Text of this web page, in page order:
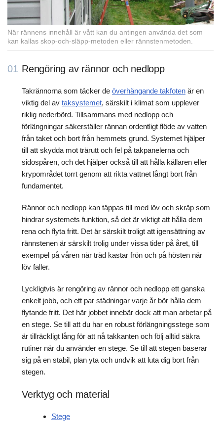
När rännens innehåll är vått kan du antingen använda det som
kan kallas skop-och-släpp-metoden eller rännstenmetoden.
01 Rengöring av rännor och nedlopp
Takrännorna som täcker de överhängande takfoten är en
viktig del av taksystemet, särskilt i klimat som upplever
riklig nederbörd. Tillsammans med nedlopp och
förlängningar säkerställer rännan ordentligt flöde av vatten
från taket och bort från hemmets grund. Systemet hjälper
till att skydda mot trärutt och fel på takpanelerna och
sidospåren, och det hjälper också till att hålla källaren eller
krypområdet torrt genom att rikta vattnet långt bort från
fundamentet.
Rännor och nedlopp kan täppas till med löv och skräp som
hindrar systemets funktion, så det är viktigt att hålla dem
rena och flyta fritt. Det är särskilt troligt att igensättning av
rännstenen är särskilt trolig under vissa tider på året, till
exempel på våren när träd kastar frön och på hösten när
löv faller.
Lyckligtvis är rengöring av rännor och nedlopp ett ganska
enkelt jobb, och ett par städningar varje år bör hålla dem
flytande fritt. Det här jobbet innebär dock att man arbetar på
en stege. Se till att du har en robust förlängningsstege som
är tillräckligt lång för att nå takkanten och följ alltid säkra
rutiner när du använder en stege. Se till att stegen baserar
sig på en stabil, plan yta och undvik att luta dig bort från
stegen.
Verktyg och material
Stege